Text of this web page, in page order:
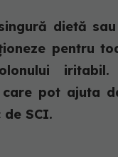
dietă
pentru
care pot ajuta
SCI.